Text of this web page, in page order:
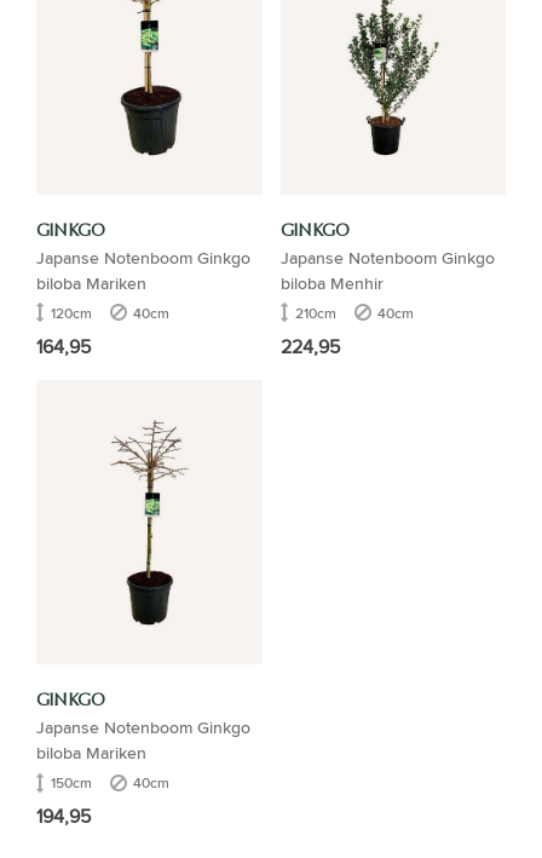
GINKGO
Japanse Notenboom Ginkgo
biloba Mariken
120cm 40cm
164,95
GINKGO
Japanse Notenboom Ginkgo
biloba Menhir
210cm 40cm
224,95
GINKGO
Japanse Notenboom Ginkgo
biloba Mariken
150cm 40cm
194,95